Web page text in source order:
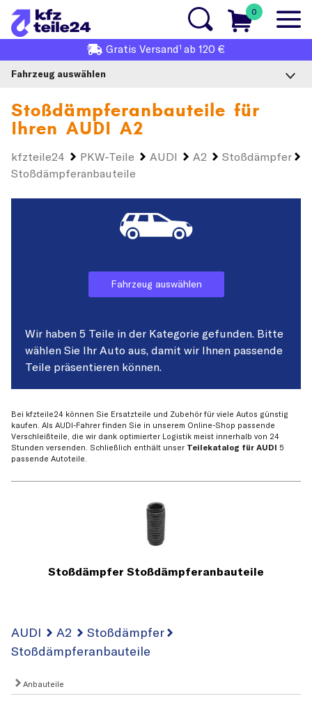
0
Gratis Versand1 ab 120 €
Fahrzeug auswählen
Stoßdämpferanbauteile für
Ihren AUDI A2
kfzteile24 PKW-Teile AUDI A2
Stoßdämpfer
Stoßdämpferanbauteile
Fahrzeug auswählen
Wir haben 5 Teile in der Kategorie gefunden. Bitte
wählen Sie Ihr Auto aus, damit wir Ihnen passende
Teile präsentieren können.
Bei kfzteile24 können Sie Ersatzteile und Zubehör für viele Autos günstig
kaufen. Als AUDI-Fahrer finden Sie in unserem Online-Shop passende
Verschleißteile, die wir dank optimierter Logistik meist innerhalb von 24
Stunden versenden. Schließlich enthält unser Teilekatalog für AUDI 5
passende Autoteile.
Stoßdämpfer Stoßdämpferanbauteile
AUDI A2
Stoßdämpfer
Stoßdämpferanbauteile
Anbauteile